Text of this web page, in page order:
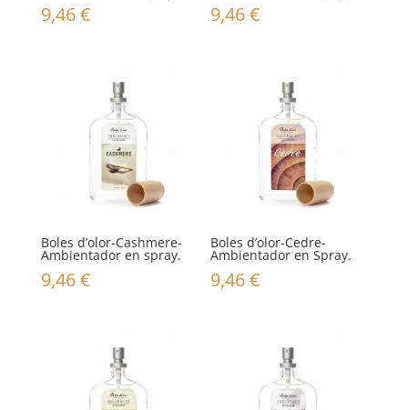
9,46€ 9,46€
Boles d’olor-Cashmere-
Ambientador en spray.
9,46€
Boles d’olor-Cedre-
Ambientador en Spray.
9,46€